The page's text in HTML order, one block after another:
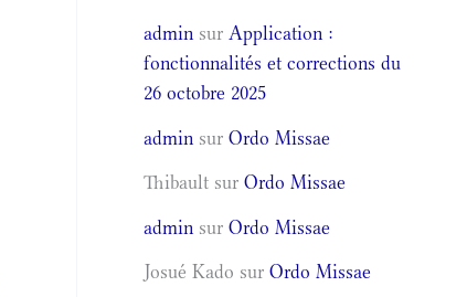
admin surApplication :
fonctionnalités et corrections du
26 octobre 2025
admin surOrdo Missae
Thibault surOrdo Missae
admin surOrdo Missae
Josué Kado surOrdo Missae